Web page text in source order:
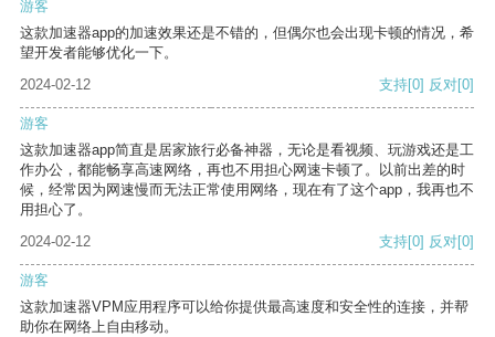
游客
这款加速器app的加速效果还是不错的，但偶尔也会出现卡顿的情况，希
望开发者能够优化一下。
2024-02-12
支持[0] 反对[0]
游客
这款加速器app简直是居家旅行必备神器，无论是看视频、玩游戏还是工
作办公，都能畅享高速网络，再也不用担心网速卡顿了。以前出差的时
候，经常因为网速慢而无法正常使用网络，现在有了这个app，我再也不
用担心了。
2024-02-12
支持[0] 反对[0]
游客
这款加速器VPM应用程序可以给你提供最高速度和安全性的连接，并帮
助你在网络上自由移动。